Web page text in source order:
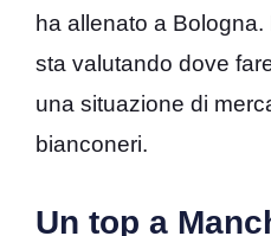
ha allenato a
sta valutando dove
una situazione di
bianconeri.
Un top a